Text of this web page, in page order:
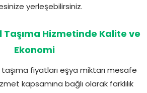
yerleşebilirsiniz.
Hizmetinde Kalite ve
Ekonomi
fiyatları eşya miktarı mesafe
kapsamına bağlı olarak farklılık